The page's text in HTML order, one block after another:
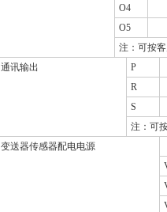
O4
O5
注：可按
通讯输出
P
R
S
注：可
变送器传感器配电电源